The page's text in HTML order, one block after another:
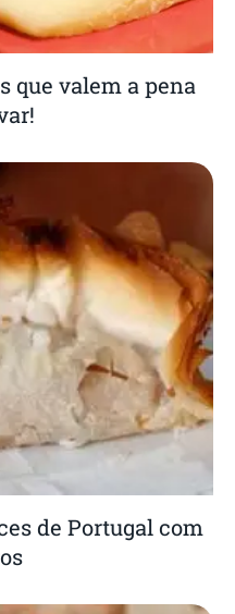
que valem a pena
de Portugal com